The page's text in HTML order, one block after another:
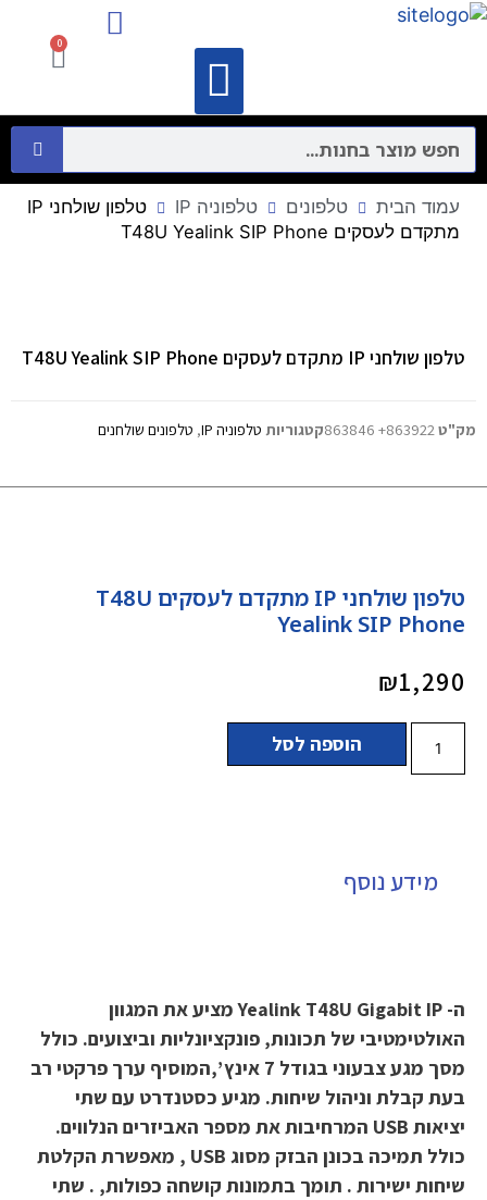
0
עמוד הבית טלפונים טלפוניה IP
טלפון שולחני IP
מתקדם לעסקים T48U Yealink SIP Phone
טלפון שולחני IP מתקדם לעסקים T48U
Yealink SIP Phone
₪1,290
הוספה לסל
מידע נוסף
ה- Yealink T48U Gigabit IP מציע את המגוון
האולטימטיבי של תכונות, פונקציונליות וביצועים. כולל
מסך מגע צבעוני בגודל 7 אינץ ’,המוסיף ערך פרקטי רב
בעת קבלת וניהול שיחות. מגיע כסטנדרט עם שתי
יציאות USB המרחיבות את מספר האביזרים הנלווים.
כולל תמיכה בכונן הבזק מסוג USB , מאפשרת הקלטת
שיחות ישירות . תומך בתמונות קושחה כפולות, . שתי
טלפון שולחני IP מתקדם לעסקים T48U Yealink SIP Phone
מק"ט863922+ 863846 קטגוריות טלפוניה IP , טלפונים שולחנים